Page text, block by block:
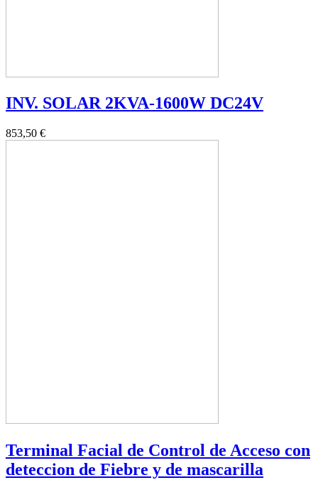
INV. SOLAR 2KVA-1600W DC24V
853,50 €
Terminal Facial de Control de Acceso con
deteccion de Fiebre y de mascarilla